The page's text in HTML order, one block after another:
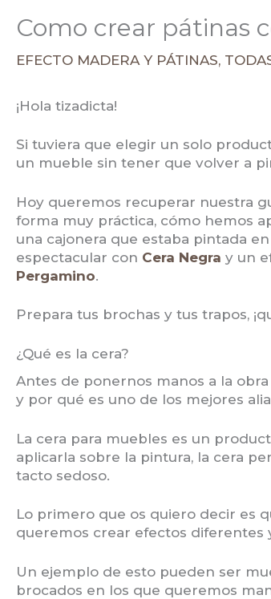
Como crear pátinas
EFECTO MADERA Y PÁTINAS,
¡Hola tizadicta!
Si tuviera que elegir un solo
un mueble sin tener que volver a
Hoy queremos recuperar nuestra
forma muy práctica, cómo hemos
una cajonera que estaba pintada
espectacular con Cera Negra y un
Pergamino.
Prepara tus brochas y tus trapos,
¿Qué es la cera?
Antes de ponernos manos a la
y por qué es uno de los mejores
La cera para muebles es un
aplicarla sobre la pintura, la cera
tacto sedoso.
Lo primero que os quiero decir es
queremos crear efectos diferentes
Un ejemplo de esto pueden ser
brocados en los que queremos